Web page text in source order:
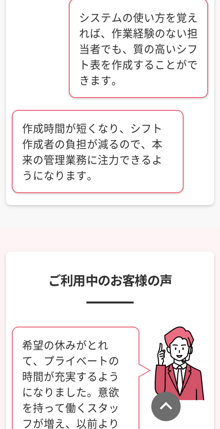
システムの使い方を覚え
れば、作業経験のない担
当者でも、質の高いシフ
ト表を作成することがで
きます。
作成時間が短くなり、シフト
作成者の負担が減るので、本
来の管理業務に注力できるよ
うになります。
ご利用中のお客様の声
希望の休みがとれ
て、プライベートの
時間が充実するよう
になりました。意欲
を持って働くスタッ
フが増え、以前より
このペ